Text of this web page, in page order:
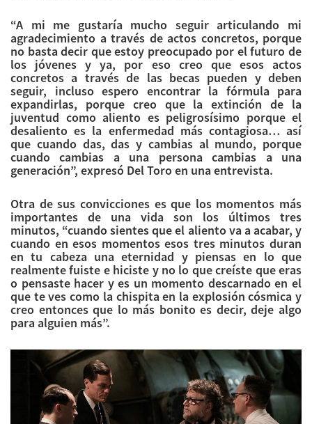
“A mi me gustaría mucho seguir articulando mi
agradecimiento a través de actos concretos, porque
no basta decir que estoy preocupado por el futuro de
los jóvenes y ya, por eso creo que esos actos
concretos a través de las becas pueden y deben
seguir, incluso espero encontrar la fórmula para
expandirlas, porque creo que la extinción de la
juventud como aliento es peligrosísimo porque el
desaliento es la enfermedad más contagiosa… así
que cuando das, das y cambias al mundo, porque
cuando cambias a una persona cambias a una
generación”, expresó Del Toro en una entrevista.
Otra de sus convicciones es que los momentos más
importantes de una vida son los últimos tres
minutos, “cuando sientes que el aliento va a acabar, y
cuando en esos momentos esos tres minutos duran
en tu cabeza una eternidad y piensas en lo que
realmente fuiste e hiciste y no lo que creíste que eras
o pensaste hacer y es un momento descarnado en el
que te ves como la chispita en la explosión cósmica y
creo entonces que lo más bonito es decir, deje algo
para alguien más”.